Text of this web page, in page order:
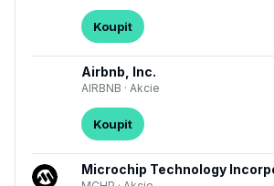
Koupit
Airbnb, Inc.
AIRBNB · Akcie
Koupit